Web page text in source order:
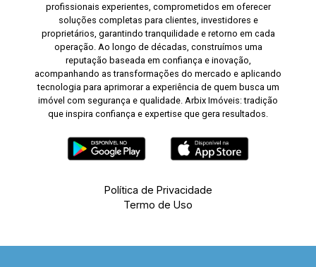
profissionais experientes, comprometidos em oferecer
soluções completas para clientes, investidores e
proprietários, garantindo tranquilidade e retorno em cada
operação. Ao longo de décadas, construímos uma
reputação baseada em confiança e inovação,
acompanhando as transformações do mercado e aplicando
tecnologia para aprimorar a experiência de quem busca um
imóvel com segurança e qualidade. Arbix Imóveis: tradição
que inspira confiança e expertise que gera resultados.
Política de Privacidade
Termo de Uso